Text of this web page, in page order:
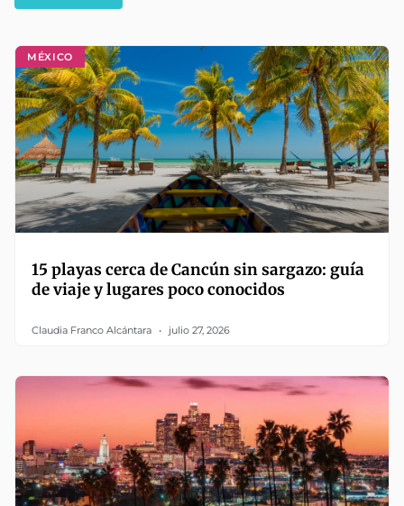
MÉXICO
15 playas cerca de Cancún sin sargazo: guía
de viaje y lugares poco conocidos
Claudia Franco Alcántara julio 27, 2026